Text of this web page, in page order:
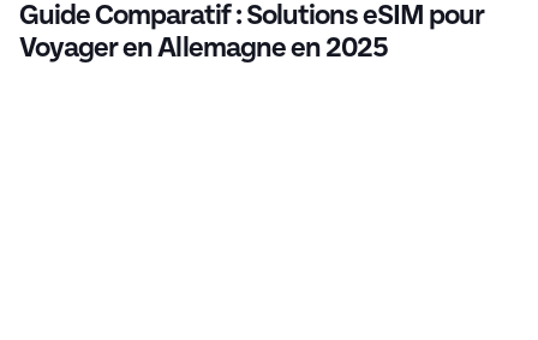
Guide Comparatif : Solutions eSIM pour
Voyager en Allemagne en 2025